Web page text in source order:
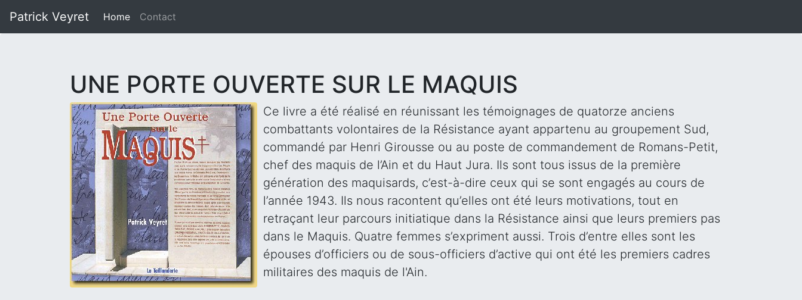
Patrick Veyret Home (current)
Contact
UNE PORTE OUVERTE SUR LE MAQUIS
Ce livre a été réalisé en réunissant les témoignages de quatorze anciens
combattants volontaires de la Résistance ayant appartenu au groupement Sud,
commandé par Henri Girousse ou au poste de commandement de Romans-Petit,
chef des maquis de l’Ain et du Haut Jura. Ils sont tous issus de la première
génération des maquisards, c’est-à-dire ceux qui se sont engagés au cours de
l’année 1943. Ils nous racontent qu’elles ont été leurs motivations, tout en
retraçant leur parcours initiatique dans la Résistance ainsi que leurs premiers pas
dans le Maquis. Quatre femmes s’expriment aussi. Trois d’entre elles sont les
épouses d’officiers ou de sous-officiers d’active qui ont été les premiers cadres
militaires des maquis de l'Ain.